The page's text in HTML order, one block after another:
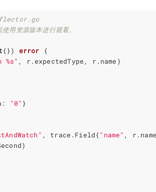
资源版本进行观看。
{}) error
{
%s" , r .expectedType , r . name )
: "0" }
, trace . Field{"name" , r . name
)